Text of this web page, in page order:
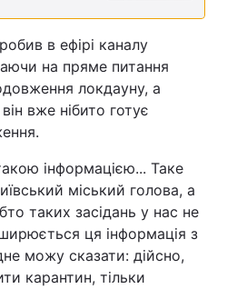
в ефірі каналу
на пряме питання
локдауну, а
вже нібито готує
інформацією... Таке
міський голова, а
таких засідань у нас не
ця інформація з
можу сказати: дійсно,
карантин, тільки